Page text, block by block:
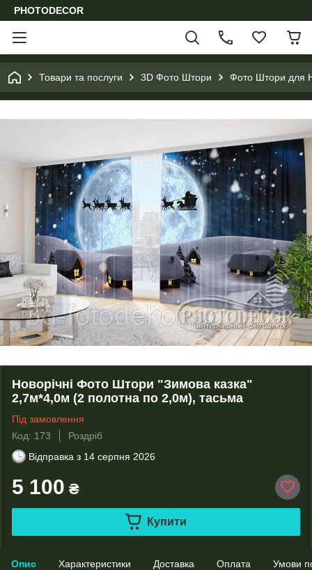
PHOTODECOR
Товари та послуги 3D Фото Штори Фото Штори для
Новорічні Фото Штори "Зимова казка"
2,7м*4,0м (2 полотна по 2,0м), тасьма
Під замовлення
Код: 173
Роздріб
Відправка з 14 серпня 2026
5 100 ₴
Купити
Опис Характеристики Доставка Оплата Умови